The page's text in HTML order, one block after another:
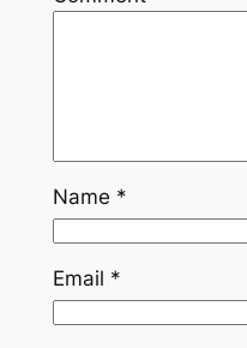
Name *
Email *